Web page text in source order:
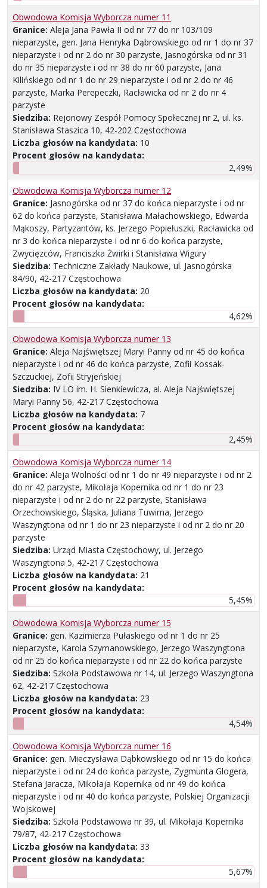
Obwodowa Komisja Wyborcza numer 11
Granice: Aleja Jana Pawła II od nr 77 do nr 103/109
nieparzyste, gen. Jana Henryka Dąbrowskiego od nr 1 do nr 37
nieparzyste i od nr 2 do nr 30 parzyste, Jasnogórska od nr 31
do nr 35 nieparzyste i od nr 38 do nr 60 parzyste, Jana
Kilińskiego od nr 1 do nr 29 nieparzyste i od nr 2 do nr 46
parzyste, Marka Perepeczki, Racławicka od nr 2 do nr 4
parzyste
Siedziba: Rejonowy Zespół Pomocy Społecznej nr 2, ul. ks.
Stanisława Staszica 10, 42-202 Częstochowa
Liczba głosów na kandydata: 10
Procent głosów na kandydata:
2,49%
Obwodowa Komisja Wyborcza numer 12
Granice: Jasnogórska od nr 37 do końca nieparzyste i od nr
62 do końca parzyste, Stanisława Małachowskiego, Edwarda
Mąkoszy, Partyzantów, ks. Jerzego Popiełuszki, Racławicka od
nr 3 do końca nieparzyste i od nr 6 do końca parzyste,
Zwycięzców, Franciszka Żwirki i Stanisława Wigury
Siedziba: Techniczne Zakłady Naukowe, ul. Jasnogórska
84/90, 42-217 Częstochowa
Liczba głosów na kandydata: 20
Procent głosów na kandydata:
4,62%
Obwodowa Komisja Wyborcza numer 13
Granice: Aleja Najświętszej Maryi Panny od nr 45 do końca
nieparzyste i od nr 46 do końca parzyste, Zofii Kossak-
Szczuckiej, Zofii Stryjeńskiej
Siedziba: IV LO im. H. Sienkiewicza, al. Aleja Najświętszej
Maryi Panny 56, 42-217 Częstochowa
Liczba głosów na kandydata: 7
Procent głosów na kandydata:
2,45%
Obwodowa Komisja Wyborcza numer 14
Granice: Aleja Wolności od nr 1 do nr 49 nieparzyste i od nr 2
do nr 42 parzyste, Mikołaja Kopernika od nr 1 do nr 23
nieparzyste i od nr 2 do nr 22 parzyste, Stanisława
Orzechowskiego, Śląska, Juliana Tuwima, Jerzego
Waszyngtona od nr 1 do nr 23 nieparzyste i od nr 2 do nr 20
parzyste
Siedziba: Urząd Miasta Częstochowy, ul. Jerzego
Waszyngtona 5, 42-217 Częstochowa
Liczba głosów na kandydata: 21
Procent głosów na kandydata:
5,45%
Obwodowa Komisja Wyborcza numer 15
Granice: gen. Kazimierza Pułaskiego od nr 1 do nr 25
nieparzyste, Karola Szymanowskiego, Jerzego Waszyngtona
od nr 25 do końca nieparzyste i od nr 22 do końca parzyste
Siedziba: Szkoła Podstawowa nr 14, ul. Jerzego Waszyngtona
62, 42-217 Częstochowa
Liczba głosów na kandydata: 23
Procent głosów na kandydata:
4,54%
Obwodowa Komisja Wyborcza numer 16
Granice: gen. Mieczysława Dąbkowskiego od nr 15 do końca
nieparzyste i od nr 24 do końca parzyste, Zygmunta Glogera,
Stefana Jaracza, Mikołaja Kopernika od nr 49 do końca
nieparzyste i od nr 40 do końca parzyste, Polskiej Organizacji
Wojskowej
Siedziba: Szkoła Podstawowa nr 39, ul. Mikołaja Kopernika
79/87, 42-217 Częstochowa
Liczba głosów na kandydata: 33
Procent głosów na kandydata:
5,67%